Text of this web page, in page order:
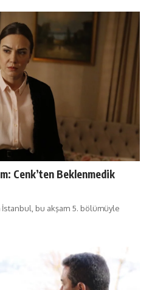
Cenk’ten Beklenmedik
bu akşam 5. bölümüyle